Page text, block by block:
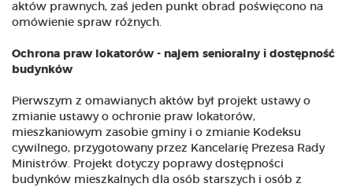
aktów prawnych, zaś jeden punkt obrad poświęcono na
omówienie spraw różnych.
Ochrona praw lokatorów - najem senioralny i dostępność
budynków
Pierwszym z omawianych aktów był projekt ustawy o
zmianie ustawy o ochronie praw lokatorów,
mieszkaniowym zasobie gminy i o zmianie Kodeksu
cywilnego, przygotowany przez Kancelarię Prezesa Rady
Ministrów. Projekt dotyczy poprawy dostępności
budynków mieszkalnych dla osób starszych i osób z